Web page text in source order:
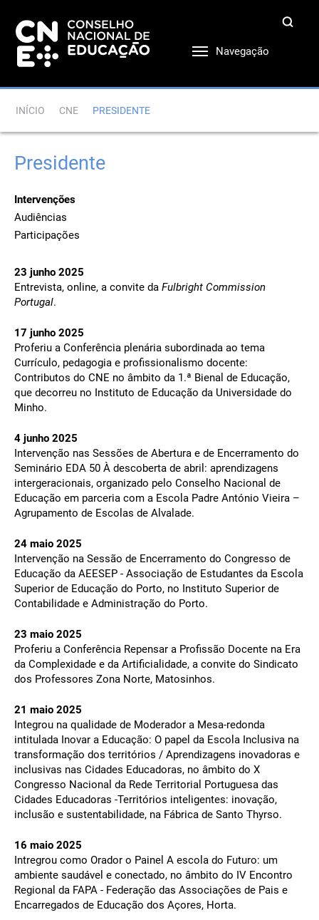
Navegação
INÍCIO CNE PRESIDENTE
Presidente
Intervenções
Audiências
Participações
23 junho 2025
Entrevista, online, a convite da Fulbright Commission
Portugal.
17 junho 2025
Proferiu a Conferência plenária subordinada ao tema
Currículo, pedagogia e profissionalismo docente:
Contributos do CNE no âmbito da 1.ª Bienal de Educação,
que decorreu no Instituto de Educação da Universidade do
Minho.
4 junho 2025
Intervenção nas Sessões de Abertura e de Encerramento do
Seminário EDA 50 À descoberta de abril: aprendizagens
intergeracionais, organizado pelo Conselho Nacional de
Educação em parceria com a Escola Padre António Vieira –
Agrupamento de Escolas de Alvalade.
24 maio 2025
Intervenção na Sessão de Encerramento do Congresso de
Educação da AEESEP - Associação de Estudantes da Escola
Superior de Educação do Porto, no Instituto Superior de
Contabilidade e Administração do Porto.
23 maio 2025
Proferiu a Conferência Repensar a Profissão Docente na Era
da Complexidade e da Artificialidade, a convite do Sindicato
dos Professores Zona Norte, Matosinhos.
21 maio 2025
Integrou na qualidade de Moderador a Mesa-redonda
intitulada Inovar a Educação: O papel da Escola Inclusiva na
transformação dos territórios / Aprendizagens inovadoras e
inclusivas nas Cidades Educadoras, no âmbito do X
Congresso Nacional da Rede Territorial Portuguesa das
Cidades Educadoras -Territórios inteligentes: inovação,
inclusão e sustentabilidade, na Fábrica de Santo Thyrso.
16 maio 2025
Intregrou como Orador o Painel A escola do Futuro: um
ambiente saudável e conectado, no âmbito do IV Encontro
Regional da FAPA - Federação das Associações de Pais e
Encarregados de Educação dos Açores, Horta.